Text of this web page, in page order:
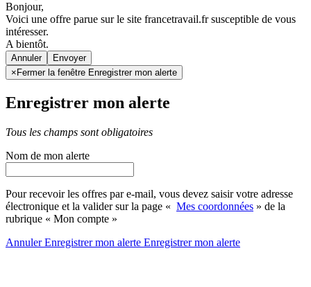
Bonjour,
Voici une offre parue sur le site francetravail.fr susceptible de vous
intéresser.
A bientôt.
Annuler
× Fermer la fenêtre Enregistrer mon alerte
Enregistrer mon alerte
Tous les champs sont obligatoires
Nom de mon alerte
Pour recevoir les offres par e-mail, vous devez saisir votre adresse
électronique et la valider sur la page « Mes coordonnées » de la
rubrique « Mon compte »
AnnulerEnregistrer mon alerte Enregistrermon alerte